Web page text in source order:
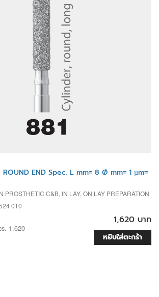
ROUND END Spec. L mm= 8 Ø mm= 1 µm=
PROSTHETIC C&B, IN LAY, ON LAY PREPARATION
010
1,620
1,620 บาท
หยิบใส่ตะกร้า